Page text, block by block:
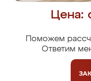
Цена:
Поможем
Ответим